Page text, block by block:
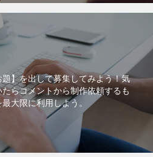
】を出して募集してみよう！気
らコメントから制作依頼するも
大限に利用しよう。